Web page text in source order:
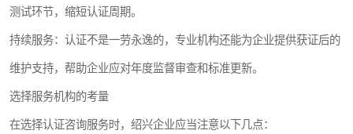
测试环节，缩短认证周期。
持续服务：认证不是一劳永逸的，专业机构还能为企业提供获证后的
维护支持，帮助企业应对年度监督审查和标准更新。
选择服务机构的考量
在选择认证咨询服务时，绍兴企业应当注意以下几点：